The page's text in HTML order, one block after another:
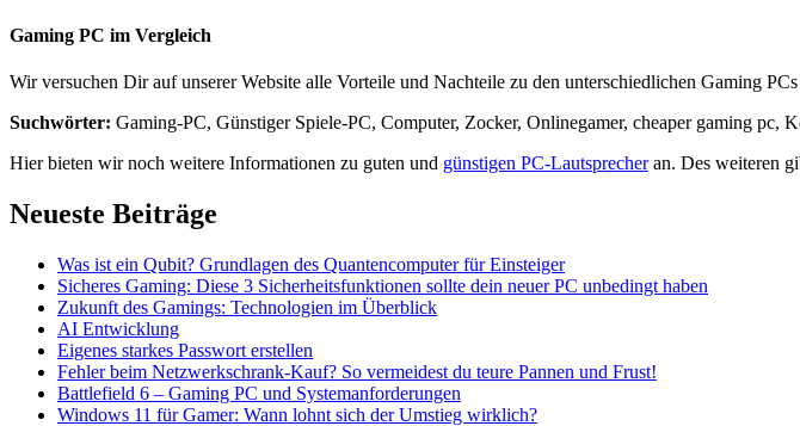
Gaming PC im Vergleich
Wir versuchen Dir auf unserer Website alle Vorteile und Nachteile zu den unterschiedlichen Gaming
Suchwörter: Gaming-PC, Günstiger Spiele-PC, Computer, Zocker, Onlinegamer, cheaper gaming pc,
Hier bieten wir noch weitere Informationen zu guten und günstigen PC-Lautsprecheran. Des weiteren
Neueste Beiträge
Was ist ein Qubit? Grundlagen des Quantencomputer für Einsteiger
Sicheres Gaming: Diese 3 Sicherheitsfunktionen sollte dein neuer PC unbedingt haben
Zukunft des Gamings: Technologien im Überblick
AI Entwicklung
Eigenes starkes Passwort erstellen
Fehler beim Netzwerkschrank-Kauf? So vermeidest du teure Pannen und Frust!
Battlefield 6 – Gaming PC und Systemanforderungen
Windows 11 für Gamer: Wann lohnt sich der Umstieg wirklich?